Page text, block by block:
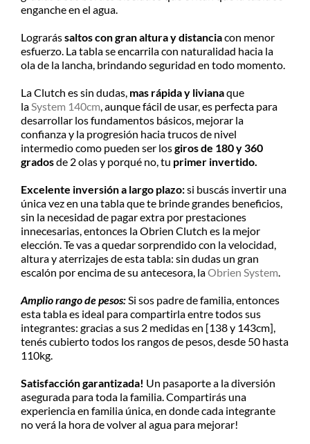
enganche en el agua.
Lograrássaltos con gran altura y distanciacon menor
esfuerzo. La tabla se encarrila con naturalidad hacia la
ola de la lancha, brindando seguridad en todo momento.
La Clutch es sin dudas, mas rápida y livianaque
la System 140cm , aunque fácil de usar, es perfecta para
desarrollar los fundamentos básicos, mejorar la
confianza y la progresión hacia trucos de nivel
intermedio como pueden ser losgiros de 180 y 360
gradosde 2 olas y porqué no, tu primer invertido.
Excelente inversión a largo plazo:si buscás invertir una
única vez en una tabla que te brinde grandes beneficios,
sin la necesidad de pagar extra por prestaciones
innecesarias, entonces la Obrien Clutch es la mejor
elección. Te vas a quedar sorprendido con la velocidad,
altura y aterrizajes de esta tabla: sin dudas un gran
escalón por encima de su antecesora, laObrien System
Amplio rango de pesos: Si sos padre de familia, entonces
esta tabla es ideal para compartirla entre todos sus
integrantes: gracias a sus 2 medidas en [138 y 143cm],
tenés cubierto todos los rangos de pesos, desde 50 hasta
110kg.
Satisfacción garantizada! Un pasaporte a la diversión
asegurada para toda la familia. Compartirás una
experiencia en familia única, en donde cada integrante
no verá la hora de volver al agua para mejorar!